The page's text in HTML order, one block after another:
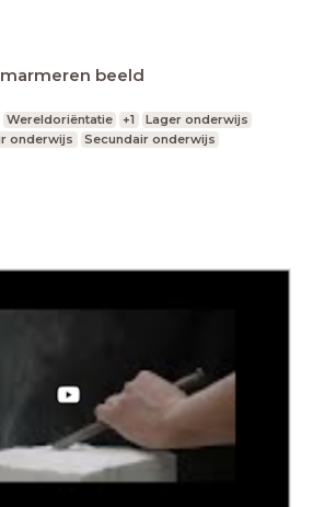
beeld
Wereldoriëntatie +1
Lager onderwijs
onderwijs
Secundair onderwijs